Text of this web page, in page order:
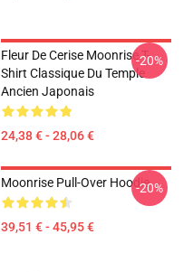
Fleur De Cerise Moonrise T-
Shirt Classique Du Temple
Ancien Japonais
24,38 € - 28,06 €
-20%
Moonrise Pull-Over Hoodie
39,51 € - 45,95 €
-20%